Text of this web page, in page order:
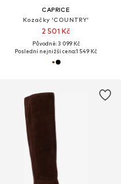
CAPRICE
Kozačky 'COUNTRY'
2 501 Kč
Původně: 3 099 Kč
Poslední nejnižší cena:1 549 Kč